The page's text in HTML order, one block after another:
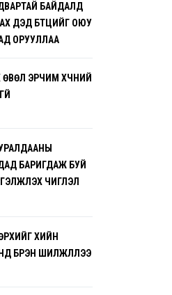
БАЙДАЛД
ДЭД БҮТЦИЙГ ОЮУ
ОРУУЛЛАА
ӨВӨЛ ЭРЧИМ ХҮЧНИЙ
БАРИГДАЖ БУЙ
ЧИГЛЭЛ
ХИЙН
БҮРЭН ШИЛЖҮҮЛЛЭЭ